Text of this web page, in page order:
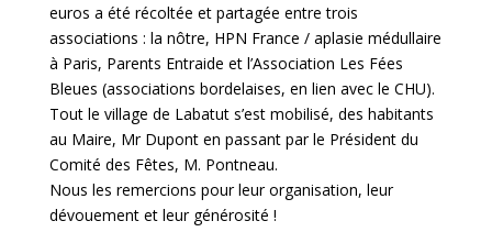
euros a été récoltée et partagée entre trois
associations : la nôtre, HPN France / aplasie médullaire
à Paris, Parents Entraide et l’Association Les Fées
Bleues (associations bordelaises, en lien avec le CHU).
Tout le village de Labatut s’est mobilisé, des habitants
au Maire, Mr Dupont en passant par le Président du
Comité des Fêtes, M. Pontneau.
Nous les remercions pour leur organisation, leur
dévouement et leur générosité !